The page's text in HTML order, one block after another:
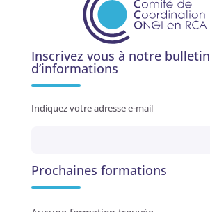
Inscrivez vous à notre bulletin
d’informations
Indiquez votre adresse e-mail
Prochaines formations